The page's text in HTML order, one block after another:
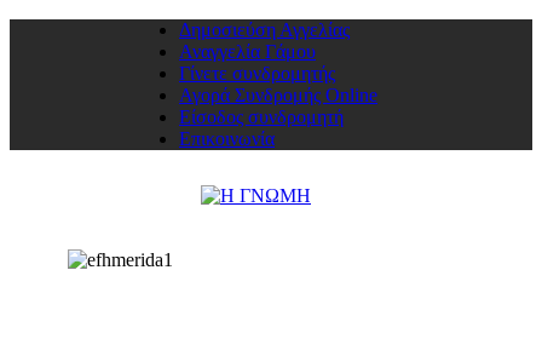
Δημοσιεύση Αγγελίας
Αναγγελία Γάμου
Γίνετε συνδρομητής
Αγορά Συνδρομής Online
Είσοδος συνδρομητή
Επικοινωνία